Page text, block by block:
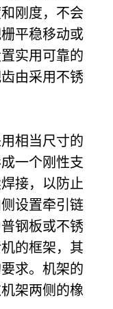
刚度，不会
平稳移动或
实用可靠的
由采用不锈
相当尺寸的
一个刚性支
接，以防止
设置牵引链
钢板或不锈
的框架，其
求。机架的
架两侧的橡